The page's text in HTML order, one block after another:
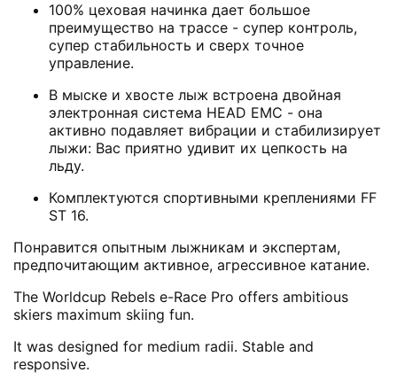
100% цеховая начинка дает большое
преимущество на трассе - супер контроль,
супер стабильность и сверх точное
управление.
В мыске и хвосте лыж встроена двойная
электронная система HEAD EMC - она
активно подавляет вибрации и стабилизирует
лыжи: Вас приятно удивит их цепкость на
льду.
Комплектуются спортивными креплениями FF
ST 16.
Понравится опытным лыжникам и экспертам,
предпочитающим активное, агрессивное катание.
The Worldcup Rebels e-Race Pro offers ambitious
skiers maximum skiing fun.
It was designed for medium radii. Stable and
responsive.